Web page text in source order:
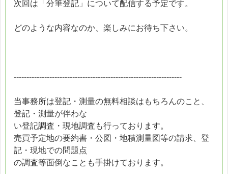
次回は「分筆登記」について配信する予定です。
どのような内容なのか、楽しみにお待ち下さい。
------------------------------------------------------------------
当事務所は登記・測量の無料相談はもちろんのこと、
登記・測量が伴わな
い登記調査・現地調査も行っております。
売買予定地の要約書・公図・地積測量図等の請求、登
記・現地での問題点
の調査等面倒なことも手掛けております。